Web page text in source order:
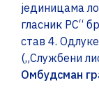
јединицама
гласник РС“
став 4.
(„Службени
Омбудсман